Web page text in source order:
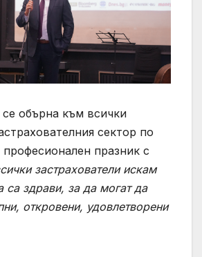
обърна към всички
сектор по
празник с
застрахователи искам
са здрави, за да могат да
откровени, удовлетворени